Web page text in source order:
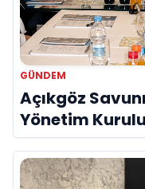
GÜNDEM
Açıkgöz
Yönetim
Savunma
Vurgusu